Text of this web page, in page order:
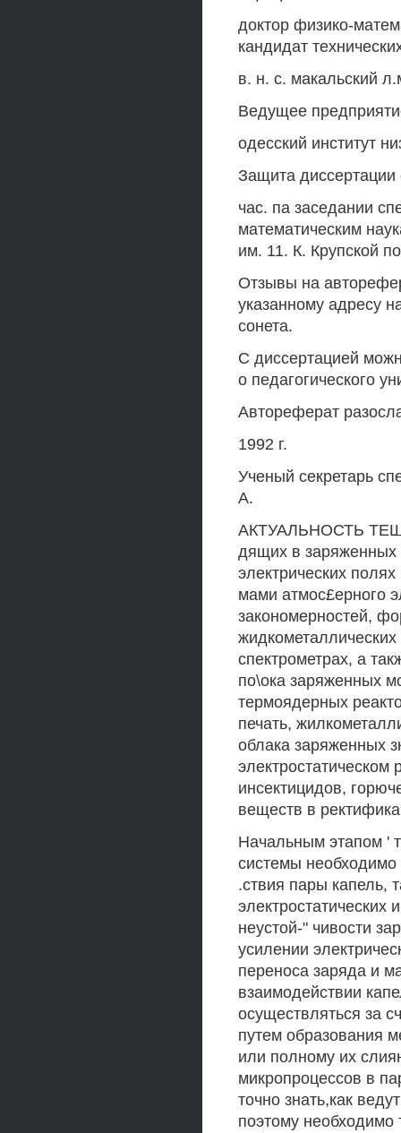
доктор физико-
кандидат
в. н. с. макальский
Ведущее
одесский институт
Защита диссертации
час. па заседании
математическим
им. 11. К. Крупской
Отзывы на
указанному адресу
сонета.
С диссертацией
о педагогического
Автореферат
1992 г.
Ученый секретарь
А.
АКТУАЛЬНОСТЬ ТЕШ.
дящих в заряженных
электрических
мами атмос£ерного
закономерностей,
спектрометрах, а
по\ока заряженных
термоядерных
печать,
облака заряженных
инсектицидов,
веществ в
Начальным этапом '
системы необходимо
.ствия пары капель,
электростатических
неустой-" чивости
усилении
переноса заряда и
взаимодействии
осуществляться за
путем образования
или полному их
микропроцессов в
точно знать,как
поэтому необходимо